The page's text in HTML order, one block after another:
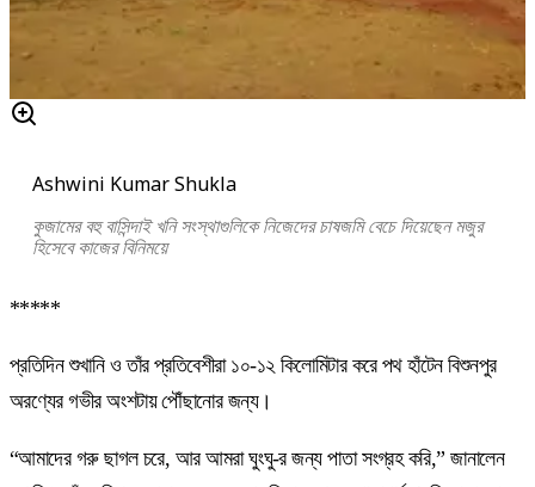
Ashwini Kumar Shukla
কুজামের বহু বাসিন্দাই খনি সংস্থাগুলিকে নিজেদের চাষজমি বেচে দিয়েছেন মজুর
হিসেবে কাজের বিনিময়ে
*****
প্রতিদিন শুখানি ও তাঁর প্রতিবেশীরা ১০-১২ কিলোমিটার করে পথ হাঁটেন বিশুনপুর
অরণ্যের গভীর অংশটায় পৌঁছানোর জন্য।
“আমাদের গরু ছাগল চরে, আর আমরা ঘুংঘু-র জন্য পাতা সংগ্রহ করি,” জানালেন